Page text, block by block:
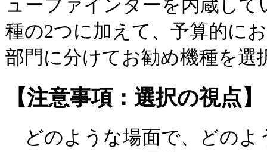
ューファインダーを内蔵し
種の2つに加えて、予算的に
部門に分けてお勧め機種を選
【注意事項：選択の視点】
どのような場面で、どのよ